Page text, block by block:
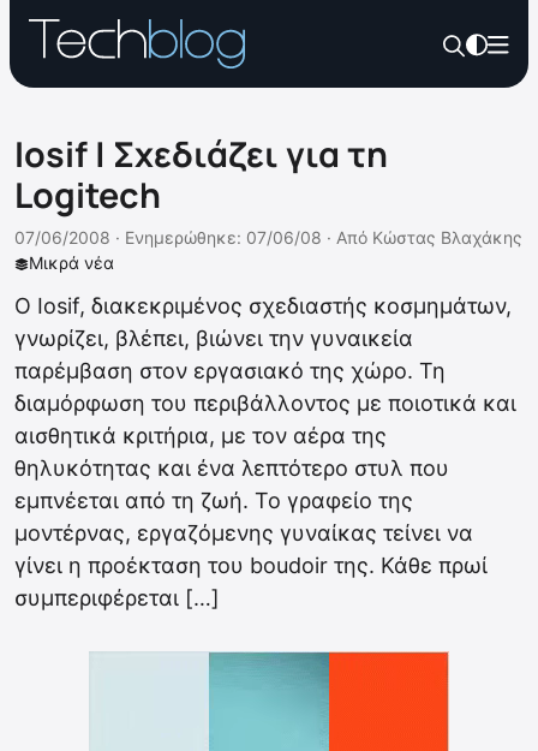
Iosif | Σχεδιάζει για τη
Logitech
Μικρά νέα
07/06/2008 · Ενημερώθηκε: 07/06/08 · Από Κώστας Βλαχάκης
Ο Iosif, διακεκριμένος σχεδιαστής κοσμημάτων,
γνωρίζει, βλέπει, βιώνει την γυναικεία
παρέμβαση στον εργασιακό της χώρο. Τη
διαμόρφωση του περιβάλλοντος με ποιοτικά και
αισθητικά κριτήρια, με τον αέρα της
θηλυκότητας και ένα λεπτότερο στυλ που
εμπνέεται από τη ζωή. Το γραφείο της
μοντέρνας, εργαζόμενης γυναίκας τείνει να
γίνει η προέκταση του boudoir της. Κάθε πρωί
συμπεριφέρεται […]